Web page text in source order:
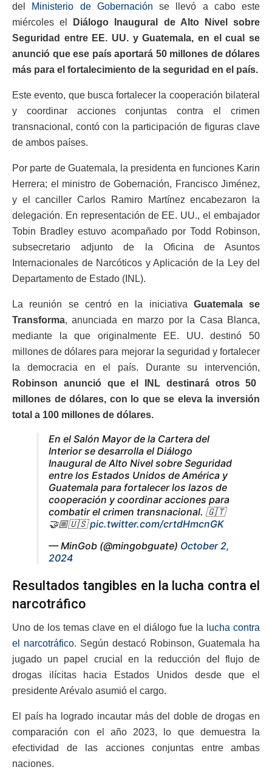
del
Ministerio de Gobernación se llevó a cabo este
miércoles el
Diálogo Inaugural de Alto Nivel sobre
Seguridad entre EE. UU. y Guatemala, en el cual se
anunció que ese país aportará 50 millones de dólares
más para el fortalecimiento de la seguridad en el país.
Este evento, que busca fortalecer la cooperación bilateral
y coordinar acciones conjuntas contra el crimen
transnacional, contó con la participación de figuras clave
de ambos países.
Por parte de Guatemala, la presidenta en funciones Karin
Herrera; el ministro de Gobernación, Francisco Jiménez,
y el canciller Carlos Ramiro Martínez encabezaron la
delegación. En representación de EE. UU., el embajador
Tobin Bradley estuvo acompañado por Todd Robinson,
subsecretario adjunto de la Oficina de Asuntos
Internacionales de Narcóticos y Aplicación de la Ley del
Departamento de Estado (INL).
La reunión se centró en la iniciativa Guatemala se
Transforma, anunciada en marzo por la Casa Blanca,
mediante la que originalmente EE. UU. destinó 50
millones de dólares para mejorar la seguridad y fortalecer
la democracia en el país. Durante su intervención,
Robinson anunció que el INL destinará otros 50
millones de dólares, con lo que se eleva la inversión
total a 100 millones de dólares.
En el Salón Mayor de la Cartera del
Interior se desarrolla el Diálogo
Inaugural de Alto Nivel sobre Seguridad
entre los Estados Unidos de América y
Guatemala para fortalecer los lazos de
cooperación y coordinar acciones para
combatir el crimen transnacional. 🇬🇹
🤝🏼🇺🇸pic.twitter.com/crtdHmcnGK
— MinGob (@mingobguate) October 2,
2024
Resultados tangibles en la lucha contra el
narcotráfico
Uno de los temas clave en el diálogo fue la
lucha contra
el narcotráfico. Según destacó Robinson, Guatemala ha
jugado un papel crucial en la reducción del flujo de
drogas ilícitas hacia Estados Unidos desde que el
presidente Arévalo asumió el cargo.
El país ha logrado incautar más del doble de drogas en
comparación con el año 2023, lo que demuestra la
efectividad de las acciones conjuntas entre ambas
naciones.